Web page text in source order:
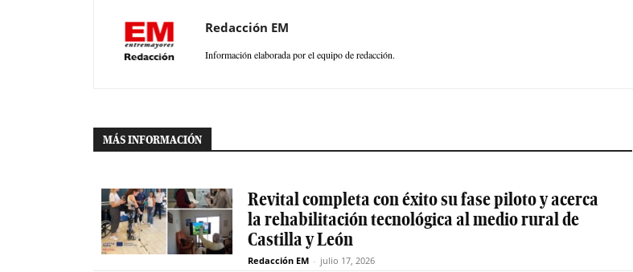
Redacción EM
Información elaborada por el equipo de redacción.
MÁS INFORMACIÓN
Revital completa con éxito su fase piloto y acerca
la rehabilitación tecnológica al medio rural de
Castilla y León
Redacción EM - julio 17, 2026